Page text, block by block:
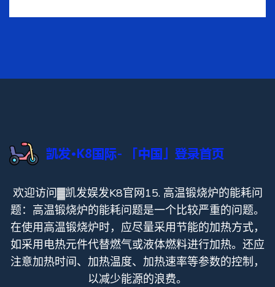
欢迎访问▓凯发娱发K8官网15. 高温锻烧炉的能耗问
题：高温锻烧炉的能耗问题是一个比较严重的问题。
在使用高温锻烧炉时，应尽量采用节能的加热方式，
如采用电热元件代替燃气或液体燃料进行加热。还应
注意加热时间、加热温度、加热速率等参数的控制，
以减少能源的浪费。